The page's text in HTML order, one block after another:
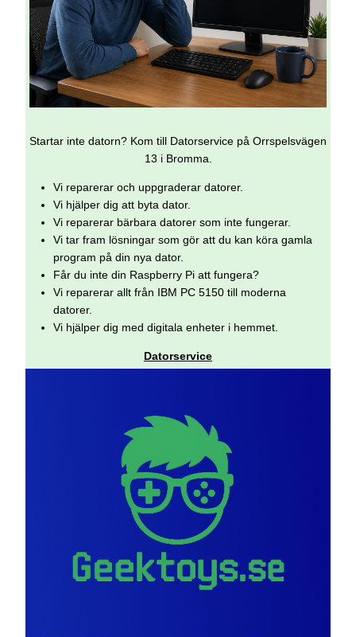
Startar inte datorn? Kom till Datorservice på Orrspelsvägen
13 i Bromma.
Vi reparerar och uppgraderar datorer.
Vi hjälper dig att byta dator.
Vi reparerar bärbara datorer som inte fungerar.
Vi tar fram lösningar som gör att du kan köra gamla
program på din nya dator.
Får du inte din Raspberry Pi att fungera?
Vi reparerar allt från IBM PC 5150 till moderna
datorer.
Vi hjälper dig med digitala enheter i hemmet.
Datorservice